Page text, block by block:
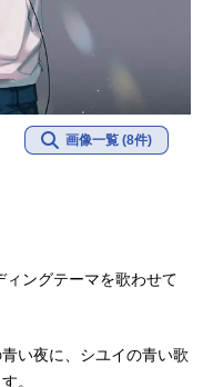
画像一覧 (8件)
ングテーマを歌わせて
い夜に、シユイの青い歌
。